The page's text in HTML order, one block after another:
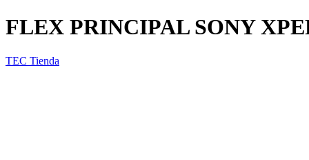
FLEX PRINCIPAL SONY
TEC Tienda